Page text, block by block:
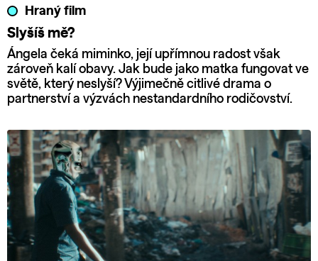
Hraný film
Slyšíš mě?
Ángela čeká miminko, její upřímnou radost však
zároveň kalí obavy. Jak bude jako matka fungovat ve
světě, který neslyší? Výjimečně citlivé drama o
partnerství a výzvách nestandardního rodičovství.